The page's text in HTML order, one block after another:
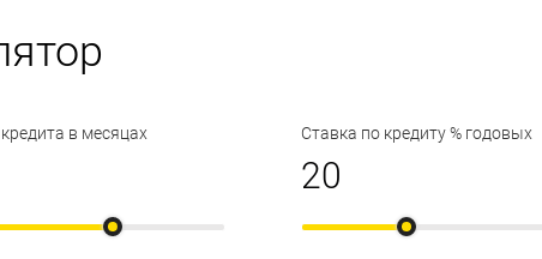
в месяцах Ставка по кредиту % годовых